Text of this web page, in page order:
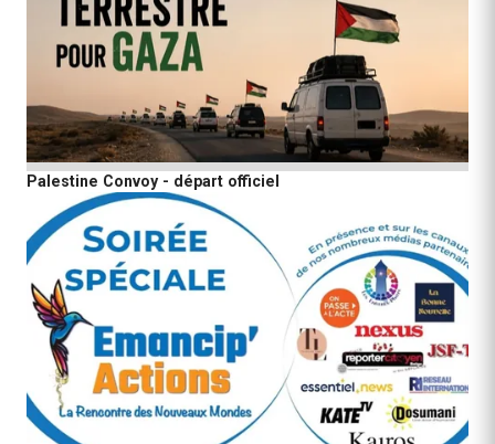
Palestine Convoy - départ officiel